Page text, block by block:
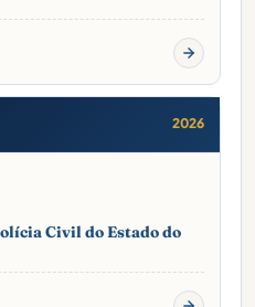
2026
Civil do Estado do